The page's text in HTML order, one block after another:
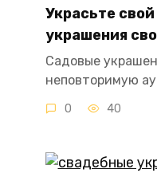
Украсьте
украшения
Садовые
неповторимую
0 40